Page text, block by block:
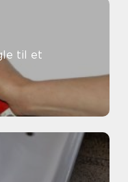
til et